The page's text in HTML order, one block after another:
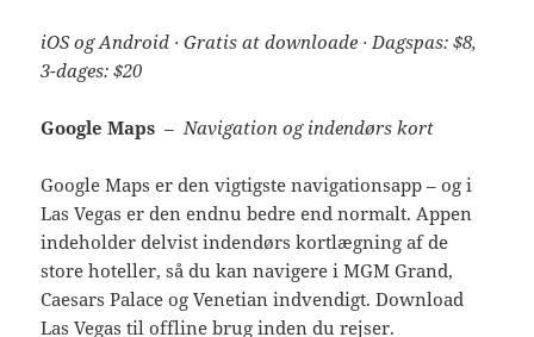
iOS og Android · Gratis at downloade · Dagspas: $8,
3-dages: $20
Google Maps – Navigation og indendørs kort
Google Maps er den vigtigste navigationsapp – og i
Las Vegas er den endnu bedre end normalt. Appen
indeholder delvist indendørs kortlægning af de
store hoteller, så du kan navigere i MGM Grand,
Caesars Palace og Venetian indvendigt. Download
Las Vegas til offline brug inden du rejser.